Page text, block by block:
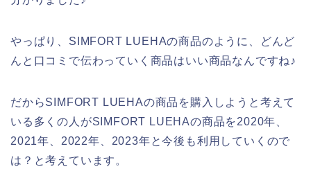
やっぱり、SIMFORT LUEHAの商品のように、どんど
んと口コミで伝わっていく商品はいい商品なんですね♪
だからSIMFORT LUEHAの商品を購入しようと考えて
いる多くの人がSIMFORT LUEHAの商品を2020年、
2021年、2022年、2023年と今後も利用していくので
は？と考えています。